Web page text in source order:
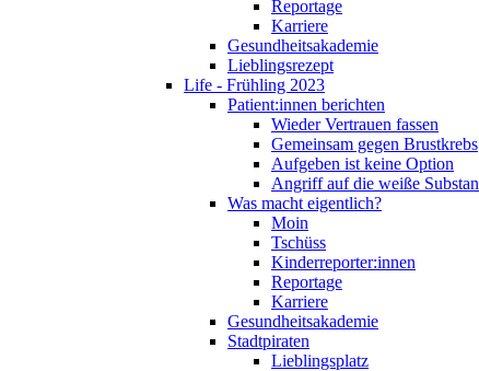
Reportage
Karriere
Gesundheitsakademie
Lieblingsrezept
Life - Frühling 2023
Patient:innen berichten
Wieder Vertrauen fassen
Gemeinsam gegen Brustkrebs
Aufgeben ist keine Option
Angriff auf die weiße
Was macht eigentlich?
Moin
Tschüss
Kinderreporter:innen
Reportage
Karriere
Gesundheitsakademie
Stadtpiraten
Lieblingsplatz